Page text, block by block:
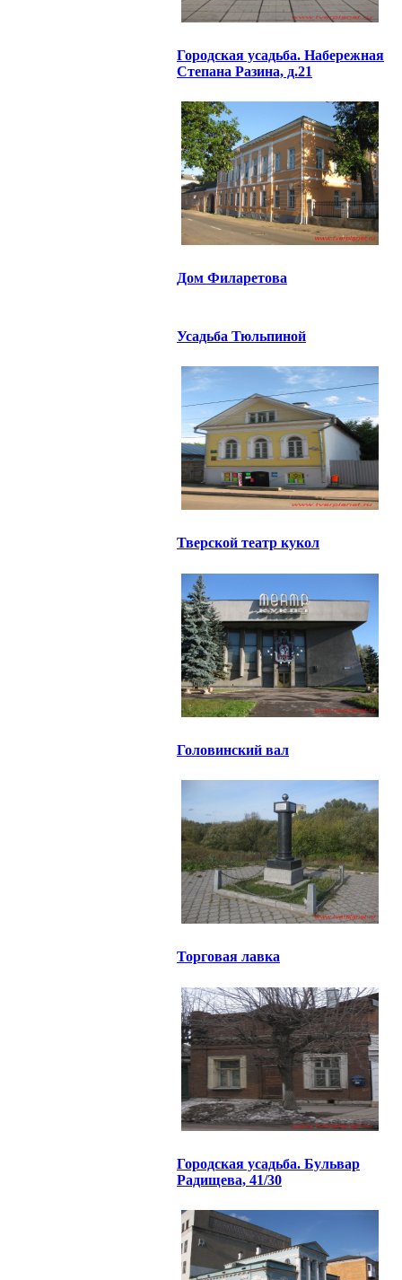
Городская усадьба. Набережная
Степана Разина, д.21
Дом Филаретова
Усадьба Тюльпиной
Тверской театр кукол
Головинский вал
Торговая лавка
Городская усадьба. Бульвар
Радищева, 41/30